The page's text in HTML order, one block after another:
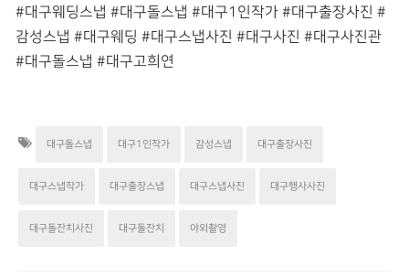
#대구웨딩스냅 #대구돌스냅 #대구1인작가 #대구출장사진 #
감성스냅 #대구웨딩 #대구스냅사진 #대구사진 #대구사진관
#대구돌스냅 #대구고희연
대구돌스냅 대구1인작가 감성스냅 대구출장사진
대구스냅작가 대구출장스냅 대구스냅사진 대구행사사진
대구돌잔치사진 대구돌잔치 야외촬영